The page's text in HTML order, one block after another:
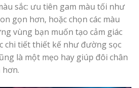
sắc: ưu tiên gam màu tối như
gọn hơn, hoặc chọn các màu
vùng bạn muốn tạo cảm giác
chi tiết thiết kế như đường sọc
là một mẹo hay giúp đôi chân